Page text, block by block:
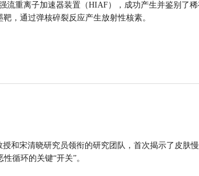
流重离子加速器装置（HIAF），成功产生并鉴别了
，通过弹核碎裂反应产生放射性核素。
和宋清晓研究员领衔的研究团队，首次揭示了皮肤
循环的关键“开关”。